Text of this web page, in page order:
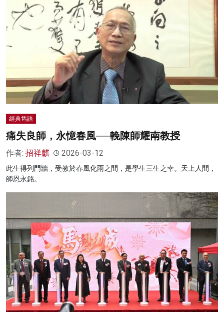
經典雋語
痛失良師，永憶春風──輓陳師耀南教授
作者: 招祥麒 2026-03-12
此生得列門牆，受教於春風化雨之間，是學生三生之幸。天上人間，
師恩永銘。